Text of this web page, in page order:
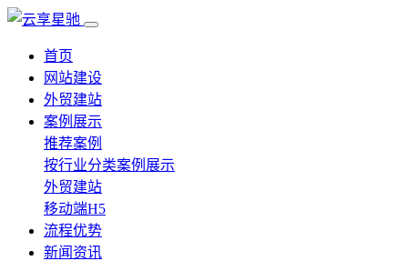
首页
网站建设
外贸建站
案例展示
推荐案例
按行业分类案例展示
外贸建站
移动端H5
流程优势
新闻资讯